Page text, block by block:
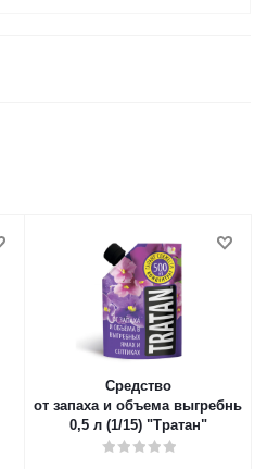
Средство
от запаха и объема выгребных
0,5 л (1/15) "Тратан"